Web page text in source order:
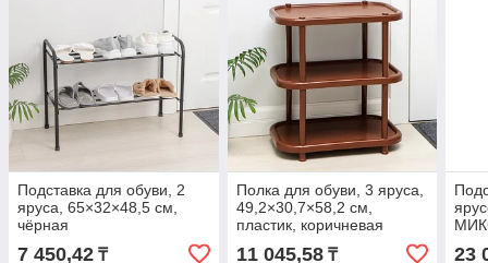
Подставка для обуви, 2
яруса, 65×32×48,5 см,
чёрная
7 450,42 ₸
Полка для обуви, 3 яруса,
49,2×30,7×58,2 см,
пластик, коричневая
11 045,58₸ 23